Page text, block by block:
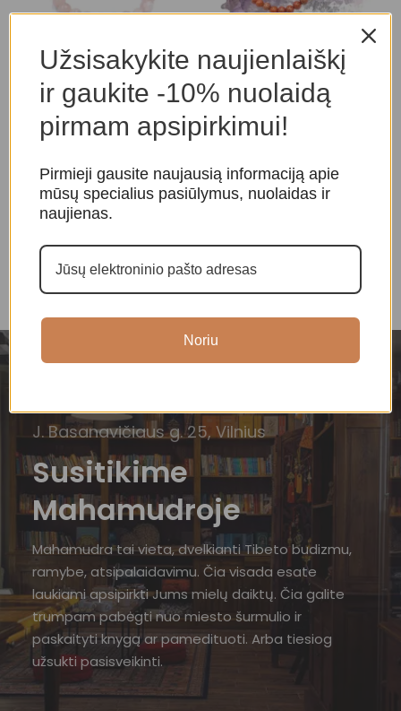
Rožinio kvarco apyrankė
Apyrankės
apyrankės Kristalų
20,00€
Raudono jaspio apyrankė
6 mm
Apyrankės, Kristalų
apyrankės
20,00€
J. Basanavičiaus g. 25, Vilnius
Susitikime
Mahamudroje
Mahamudra tai vieta, dvelkianti Tibeto budizmu,
ramybe, atsipalaidavimu. Čia visada esate
laukiami apsipirkti Jums mielų daiktų. Čia galite
trumpam pabėgti nuo miesto šurmulio ir
paskaityti knygą ar pamedituoti. Arba tiesiog
užsukti pasisveikinti.
Užsisakykite naujienlaiškį
ir gaukite -10% nuolaidą
pirmam apsipirkimui!
Pirmieji gausite naujausią informaciją apie
mūsų specialius pasiūlymus, nuolaidas ir
naujienas.
Noriu